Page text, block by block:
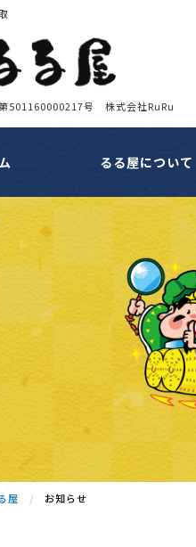
501160000217号 株式会社RuRu
るる屋について
屋 お知らせ